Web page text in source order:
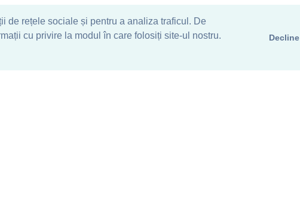
de rețele sociale și pentru a analiza traficul. De
cu privire la modul în care folosiți site-ul nostru.
Decline